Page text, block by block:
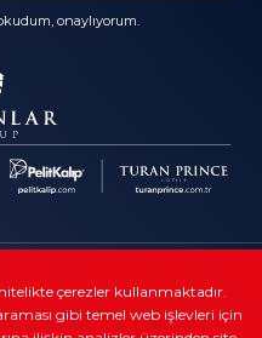
onaylıyorum.
Group
çerezler kullanmaktadır.
gibi temel web işlevleri için